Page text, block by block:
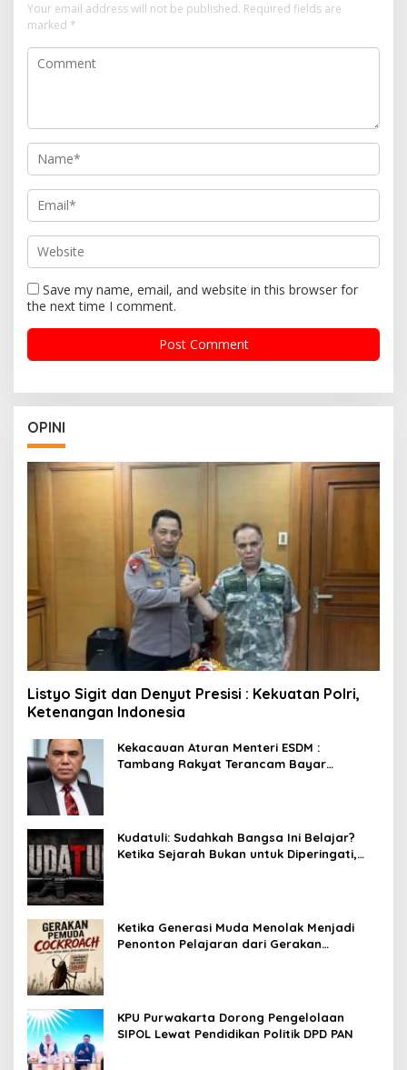
Your email address will not be published. Required fields are
marked *
Save my name, email, and website in this browser for
the next time I comment.
OPINI
Listyo Sigit dan Denyut Presisi : Kekuatan Polri,
Ketenangan Indonesia
Kekacauan Aturan Menteri ESDM :
Tambang Rakyat Terancam Bayar
Kudatuli: Sudahkah Bangsa Ini Belajar?
Ketika Sejarah Bukan untuk Diperingati,
Ketika Generasi Muda Menolak Menjadi
Penonton Pelajaran dari Gerakan
KPU Purwakarta Dorong Pengelolaan
SIPOL Lewat Pendidikan Politik DPD PAN